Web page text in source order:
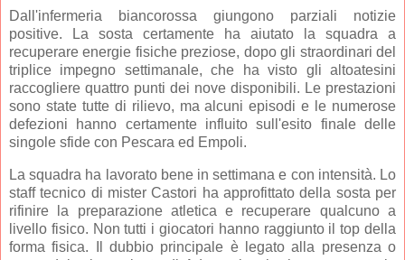
Dall'infermeria biancorossa giungono parziali notizie
positive. La sosta certamente ha aiutato la squadra a
recuperare energie fisiche preziose, dopo gli straordinari del
triplice impegno settimanale, che ha visto gli altoatesini
raccogliere quattro punti dei nove disponibili. Le prestazioni
sono state tutte di rilievo, ma alcuni episodi e le numerose
defezioni hanno certamente influito sull'esito finale delle
singole sfide con Pescara ed Empoli.
La squadra ha lavorato bene in settimana e con intensità. Lo
staff tecnico di mister Castori ha approfittato della sosta per
rifinire la preparazione atletica e recuperare qualcuno a
livello fisico. Non tutti i giocatori hanno raggiunto il top della
forma fisica. Il dubbio principale è legato alla presenza o